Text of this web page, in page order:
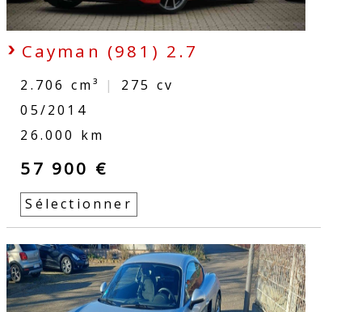
Cayman (981) 2.7
2.706 cm³ | 275 cv
05/2014
26.000 km
57 900 €
Sélectionner